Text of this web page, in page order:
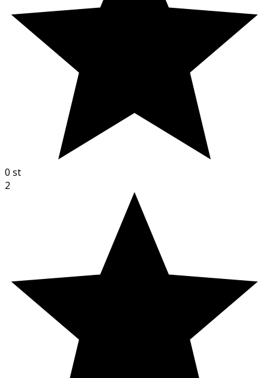
0 st
2